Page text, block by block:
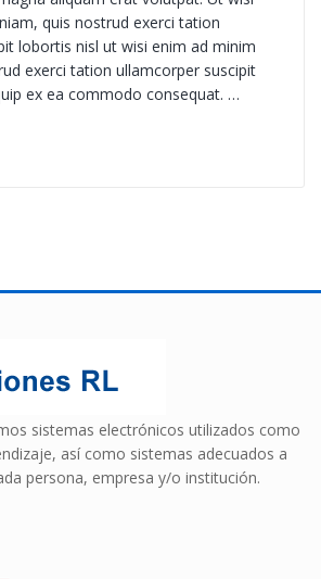
quis nostrud exerci tation
lobortis nisl ut wisi enim ad minim
exerci tation ullamcorper suscipit
ex ea commodo consequat. …
sistemas electrónicos utilizados como
así como sistemas adecuados a
persona, empresa y/o institución.